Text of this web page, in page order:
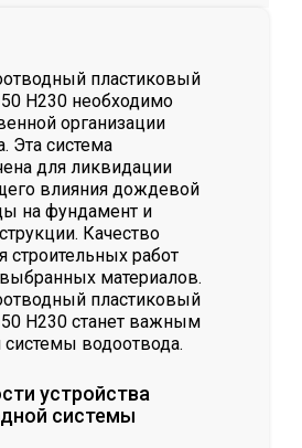
пластиковый
H230 необходимо
организации
Эта система
для ликвидации
влияния дождевой
на фундамент и
Качество
строительных работ
материалов.
пластиковый
H230 станет важным
водоотвода.
устройства
системы